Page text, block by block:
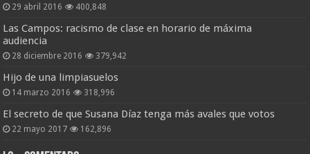
29 abril 2016 400,848
Las Campos: racismo de clase en horario de máxima
audiencia
28 diciembre 2016 379,942
Hijo de una limpiasuelos
14 marzo 2016 318,996
El secreto de que Susana Díaz tenga más avales que votos
22 mayo 2017 162,896